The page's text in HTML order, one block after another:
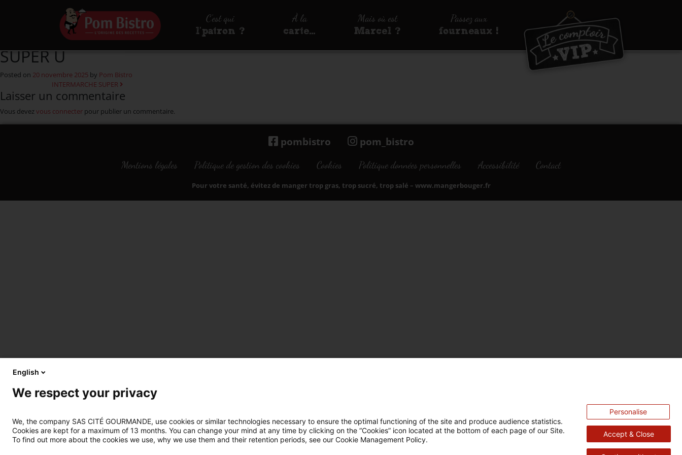
C’est qui
l’patron ?
À la
carte…
Mais où est
Marcel ?
Passez aux
fourneaux !
SUPER U
Posted on 20 novembre 2025 by Pom Bistro
Navigation
INTERMARCHE SUPER
Laisser un commentaire
Vous devez vous connecter pour publier un commentaire.
pombistro pom_bistro
Mentions légales Politique de gestion des cookies Cookies Politique données personnelles Accessibilité Contact
Pour votre santé, évitez de manger trop gras, trop sucré, trop salé – www.mangerbouger.fr
English
We respect your privacy
We, the company SAS CITÉ GOURMANDE, use cookies or similar technologies necessary to ensure the optimal functioning of the site and produce audience statistics.
Cookies are kept for a maximum of 13 months. You can change your mind at any time by clicking on the “Cookies” icon located at the bottom of each page of our Site.
To find out more about the cookies we use, why we use them and their retention periods, see our Cookie Management Policy.
Personalise
Accept & Close